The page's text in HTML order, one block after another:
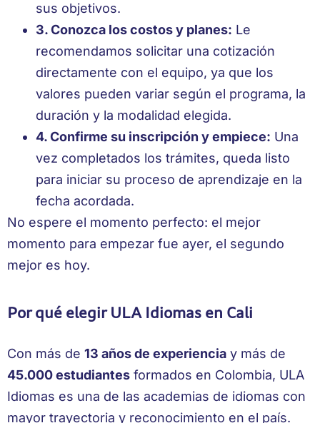
sus objetivos.
3. Conozca los costos y planes: Le
recomendamos solicitar una cotización
directamente con el equipo, ya que los
valores pueden variar según el programa, la
duración y la modalidad elegida.
4. Confirme su inscripción y empiece: Una
vez completados los trámites, queda listo
para iniciar su proceso de aprendizaje en la
fecha acordada.
No espere el momento perfecto: el mejor
momento para empezar fue ayer, el segundo
mejor es hoy.
Por qué elegir ULA Idiomas en Cali
Con más de 13 años de experiencia y más de
45.000 estudiantes formados en Colombia, ULA
Idiomas es una de las academias de idiomas con
mayor trayectoria y reconocimiento en el país.